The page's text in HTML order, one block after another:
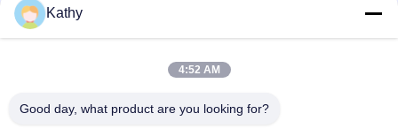
120KW Output Power AC Diesel Generator Basis Steel Frame
Dengan Industri Shock Absorber
Generator AC Diesel Terbuka Tipe 800KW, Generator Listrik AC
Kathy
4:52 AM
Good day, what product are you looking for?